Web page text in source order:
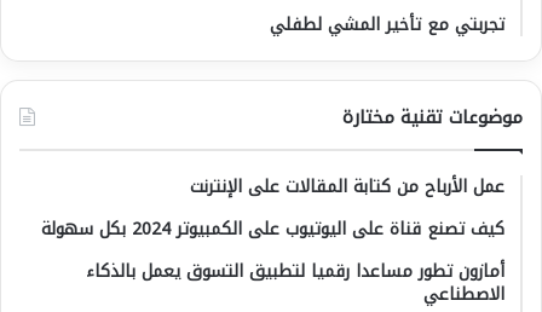
تجربتي مع تأخير المشي لطفلي
موضوعات تقنية مختارة
عمل الأرباح من كتابة المقالات على الإنترنت
كيف تصنع قناة على اليوتيوب على الكمبيوتر 2024 بكل سهولة
أمازون تطور مساعدا رقميا لتطبيق التسوق يعمل بالذكاء
الاصطناعي